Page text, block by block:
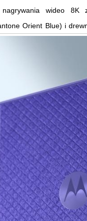
wideo 8K
Orient Blue) i